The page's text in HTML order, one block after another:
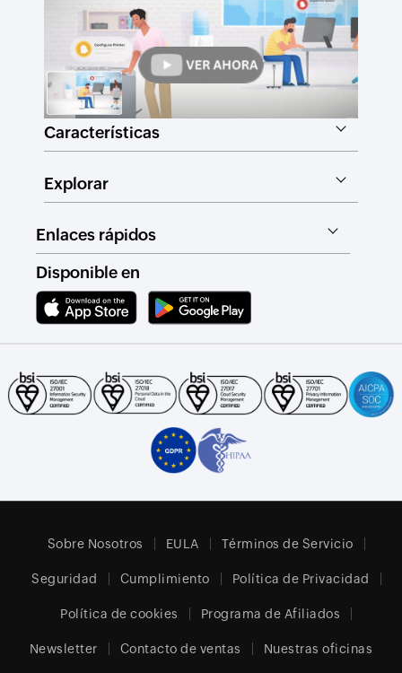
Características
Explorar
Enlaces rápidos
Disponible en
Sobre Nosotros EULA Términos de Servicio
Seguridad Cumplimiento Política de Privacidad
Política de cookies Programa de Afiliados
Newsletter Contacto de ventas Nuestras oficinas